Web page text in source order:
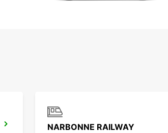
NARBONNE RAILWAY